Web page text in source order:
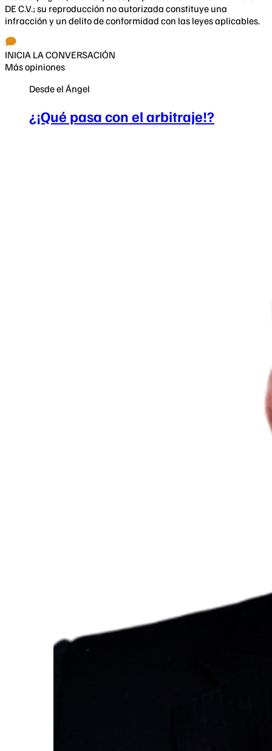
DE C.V.; su reproducción no autorizada constituye una
infracción y un delito de conformidad con las leyes aplicables.
INICIA LA CONVERSACIÓN
Más opiniones
Desde el Ángel
¿¡Qué pasa con el arbitraje!?